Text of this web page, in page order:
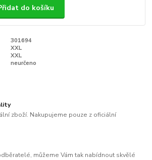
do košíku
301694
XXL
XXL
neurčeno
zboží. Nakupujeme pouze z oficiální
můžeme Vám tak nabídnout skvělé